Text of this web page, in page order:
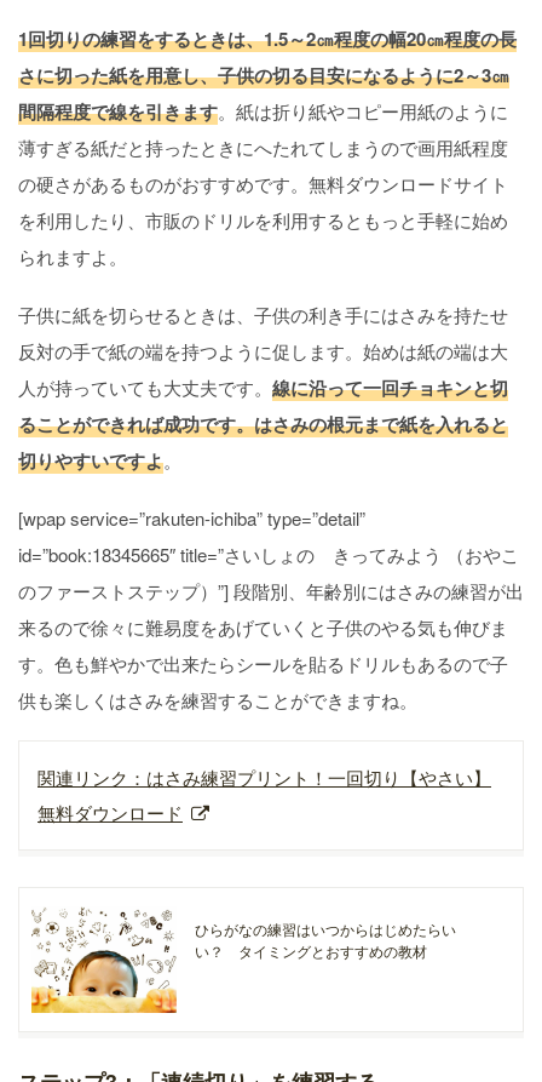
1回切りの練習をするときは、1.5～2㎝程度の幅20㎝程度の長
さに切った紙を用意し、子供の切る目安になるように2～3㎝
間隔程度で線を引きます。紙は折り紙やコピー用紙のように
薄すぎる紙だと持ったときにへたれてしまうので画用紙程度
の硬さがあるものがおすすめです。無料ダウンロードサイト
を利用したり、市販のドリルを利用するともっと手軽に始め
られますよ。
子供に紙を切らせるときは、子供の利き手にはさみを持たせ
反対の手で紙の端を持つように促します。始めは紙の端は大
人が持っていても大丈夫です。 線に沿って一回チョキンと切
ることができれば成功です。はさみの根元まで紙を入れると
切りやすいですよ。
[wpap service=”rakuten-ichiba” type=”detail”
id=”book:18345665″ title=”さいしょの きってみよう （おやこ
のファーストステップ）”] 段階別、年齢別にはさみの練習が出
来るので徐々に難易度をあげていくと子供のやる気も伸びま
す。色も鮮やかで出来たらシールを貼るドリルもあるので子
供も楽しくはさみを練習することができますね。
関連リンク：はさみ練習プリント！一回切り【やさい】
無料ダウンロード
ひらがなの練習はいつからはじめたらい
い？ タイミングとおすすめの教材